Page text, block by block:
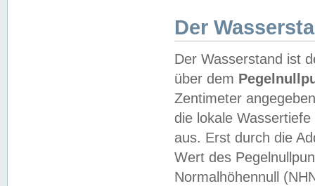
Der
Der Wasserstand ist
über dem
Zentimeter
die lokale
aus. Erst durch die
Wert des
Normalhöhennull